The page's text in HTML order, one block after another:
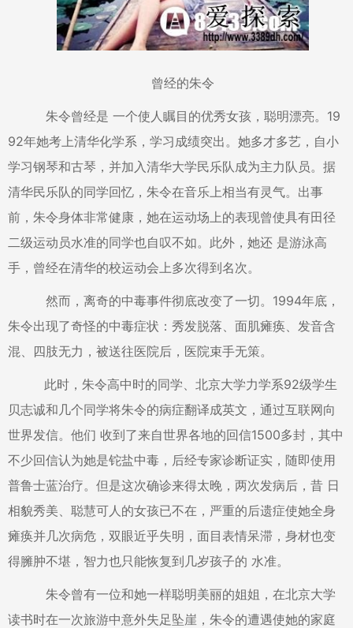
曾经的朱令
朱令曾经是 一个使人瞩目的优秀女孩，聪明漂亮。19
92年她考上清华化学系，学习成绩突出。她多才多艺，自小
学习钢琴和古琴，并加入清华大学民乐队成为主力队员。据
清华民乐队的同学回忆，朱令在音乐上相当有灵气。出事
前，朱令身体非常健康，她在运动场上的表现曾使具有田径
二级运动员水准的同学也自叹不如。此外，她还 是游泳高
手，曾经在清华的校运动会上多次得到名次。
然而，离奇的中毒事件彻底改变了一切。1994年底，
朱令出现了奇怪的中毒症状：秀发脱落、面肌瘫痪、发音含
混、四肢无力，被送往医院后，医院束手无策。
此时，朱令高中时的同学、北京大学力学系92级学生
贝志诚和几个同学将朱令的病症翻译成英文，通过互联网向
世界发信。他们 收到了来自世界各地的回信1500多封，其中
不少回信认为她是铊盐中毒，后经专家诊断证实，随即使用
普鲁士蓝治疗。但是这次确诊来得太晚，两次发病后，昔 日
相貌秀美、聪慧可人的女孩已不在，严重的后遗症使她全身
瘫痪并几次病危，双眼近乎失明，面目表情呆滞，身材也变
得臃肿不堪，智力也只能恢复到几岁孩子的 水准。
朱令曾有一位和她一样聪明美丽的姐姐，在北京大学
读书时在一次旅游中意外失足坠崖，朱令的遭遇使她的家庭